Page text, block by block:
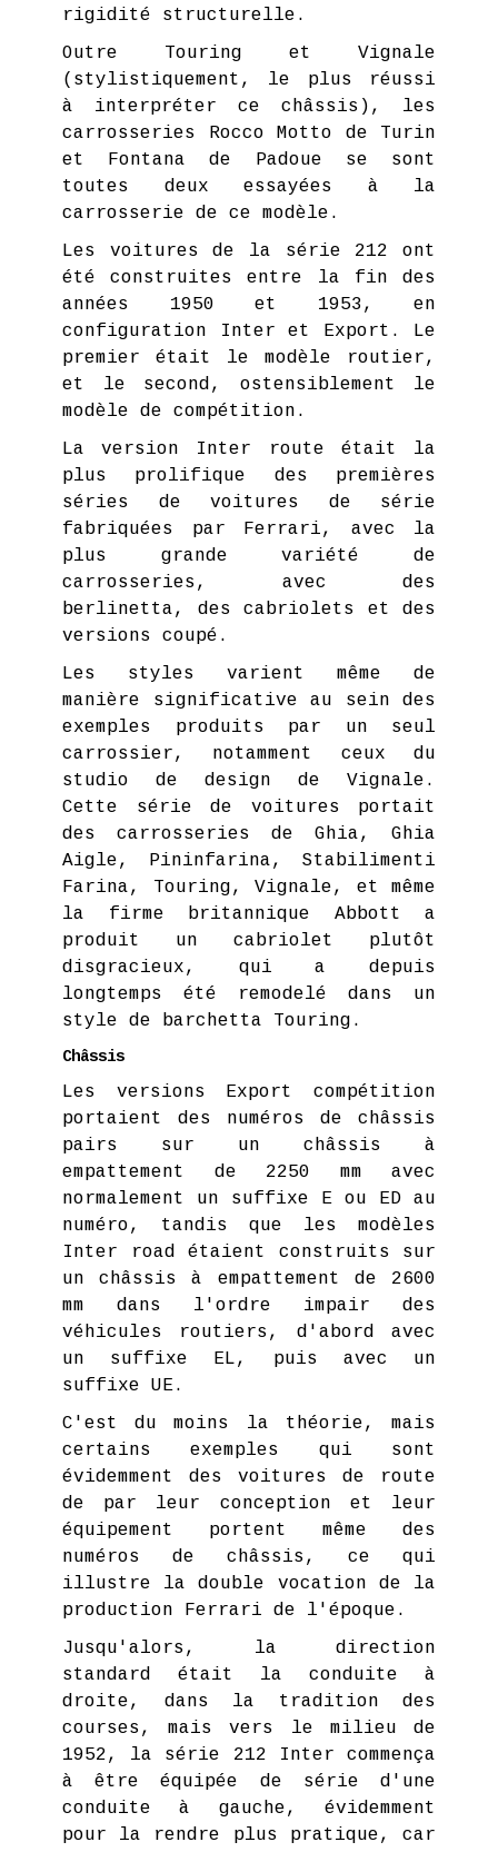
rigidité structurelle.
Outre Touring et Vignale
(stylistiquement, le plus réussi
à interpréter ce châssis), les
carrosseries Rocco Motto de Turin
et Fontana de Padoue se sont
toutes deux essayées à la
carrosserie de ce modèle.
Les voitures de la série 212 ont
été construites entre la fin des
années 1950 et 1953, en
configuration Inter et Export. Le
premier était le modèle routier,
et le second, ostensiblement le
modèle de compétition.
La version Inter route était la
plus prolifique des premières
séries de voitures de série
fabriquées par Ferrari, avec la
plus grande variété de
carrosseries, avec des
berlinetta, des cabriolets et des
versions coupé.
Les styles varient même de
manière significative au sein des
exemples produits par un seul
carrossier, notamment ceux du
studio de design de Vignale.
Cette série de voitures portait
des carrosseries de Ghia, Ghia
Aigle, Pininfarina, Stabilimenti
Farina, Touring, Vignale, et même
la firme britannique Abbott a
produit un cabriolet plutôt
disgracieux, qui a depuis
longtemps été remodelé dans un
style de barchetta Touring.
Châssis
Les versions Export compétition
portaient des numéros de châssis
pairs sur un châssis à
empattement de 2250 mm avec
normalement un suffixe E ou ED au
numéro, tandis que les modèles
Inter road étaient construits sur
un châssis à empattement de 2600
mm dans l'ordre impair des
véhicules routiers, d'abord avec
un suffixe EL, puis avec un
suffixe UE.
C'est du moins la théorie, mais
certains exemples qui sont
évidemment des voitures de route
de par leur conception et leur
équipement portent même des
numéros de châssis, ce qui
illustre la double vocation de la
production Ferrari de l'époque.
Jusqu'alors, la direction
standard était la conduite à
droite, dans la tradition des
courses, mais vers le milieu de
1952, la série 212 Inter commença
à être équipée de série d'une
conduite à gauche, évidemment
pour la rendre plus pratique, car